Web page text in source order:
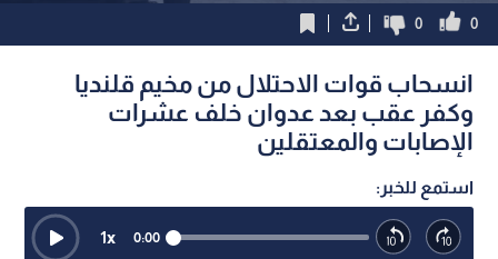
0
0
انسحاب قوات الاحتلال من مخيم قلنديا
وكفر عقب بعد عدوان خلف عشرات
الإصابات والمعتقلين
استمع للخبر:
0:00
1x